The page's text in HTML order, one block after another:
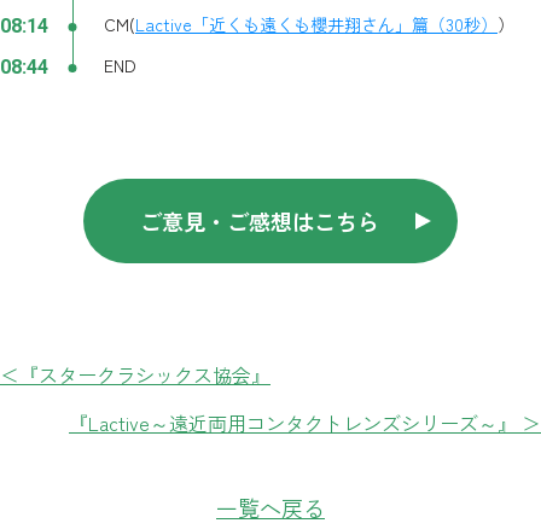
08:14 CM(Lactive「近くも遠くも櫻井翔さん」篇（30秒） ）
08:44 END
ご意見・ご感想はこちら
＜『スタークラシックス協会』
『Lactive～遠近両用コンタクトレンズシリーズ～』 ＞
一覧へ戻る